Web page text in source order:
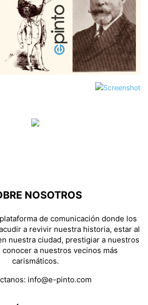
NOSOTROS
de comunicación donde los
a revivir nuestra historia, estar al
nuestra ciudad, prestigiar a nuestros
a nuestros vecinos más
carismáticos.
info@e-pinto.com